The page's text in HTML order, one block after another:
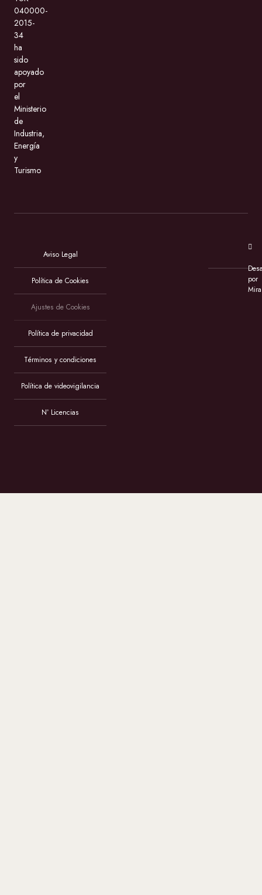
040000-
2015-
34
ha
sido
apoyado
por
el
Ministerio
de
Industria,
Energía
y
Turismo
Aviso Legal
Política de Cookies
Ajustes de Cookies
Política de privacidad
Términos y condiciones
Política de videovigilancia
Nº Licencias
por